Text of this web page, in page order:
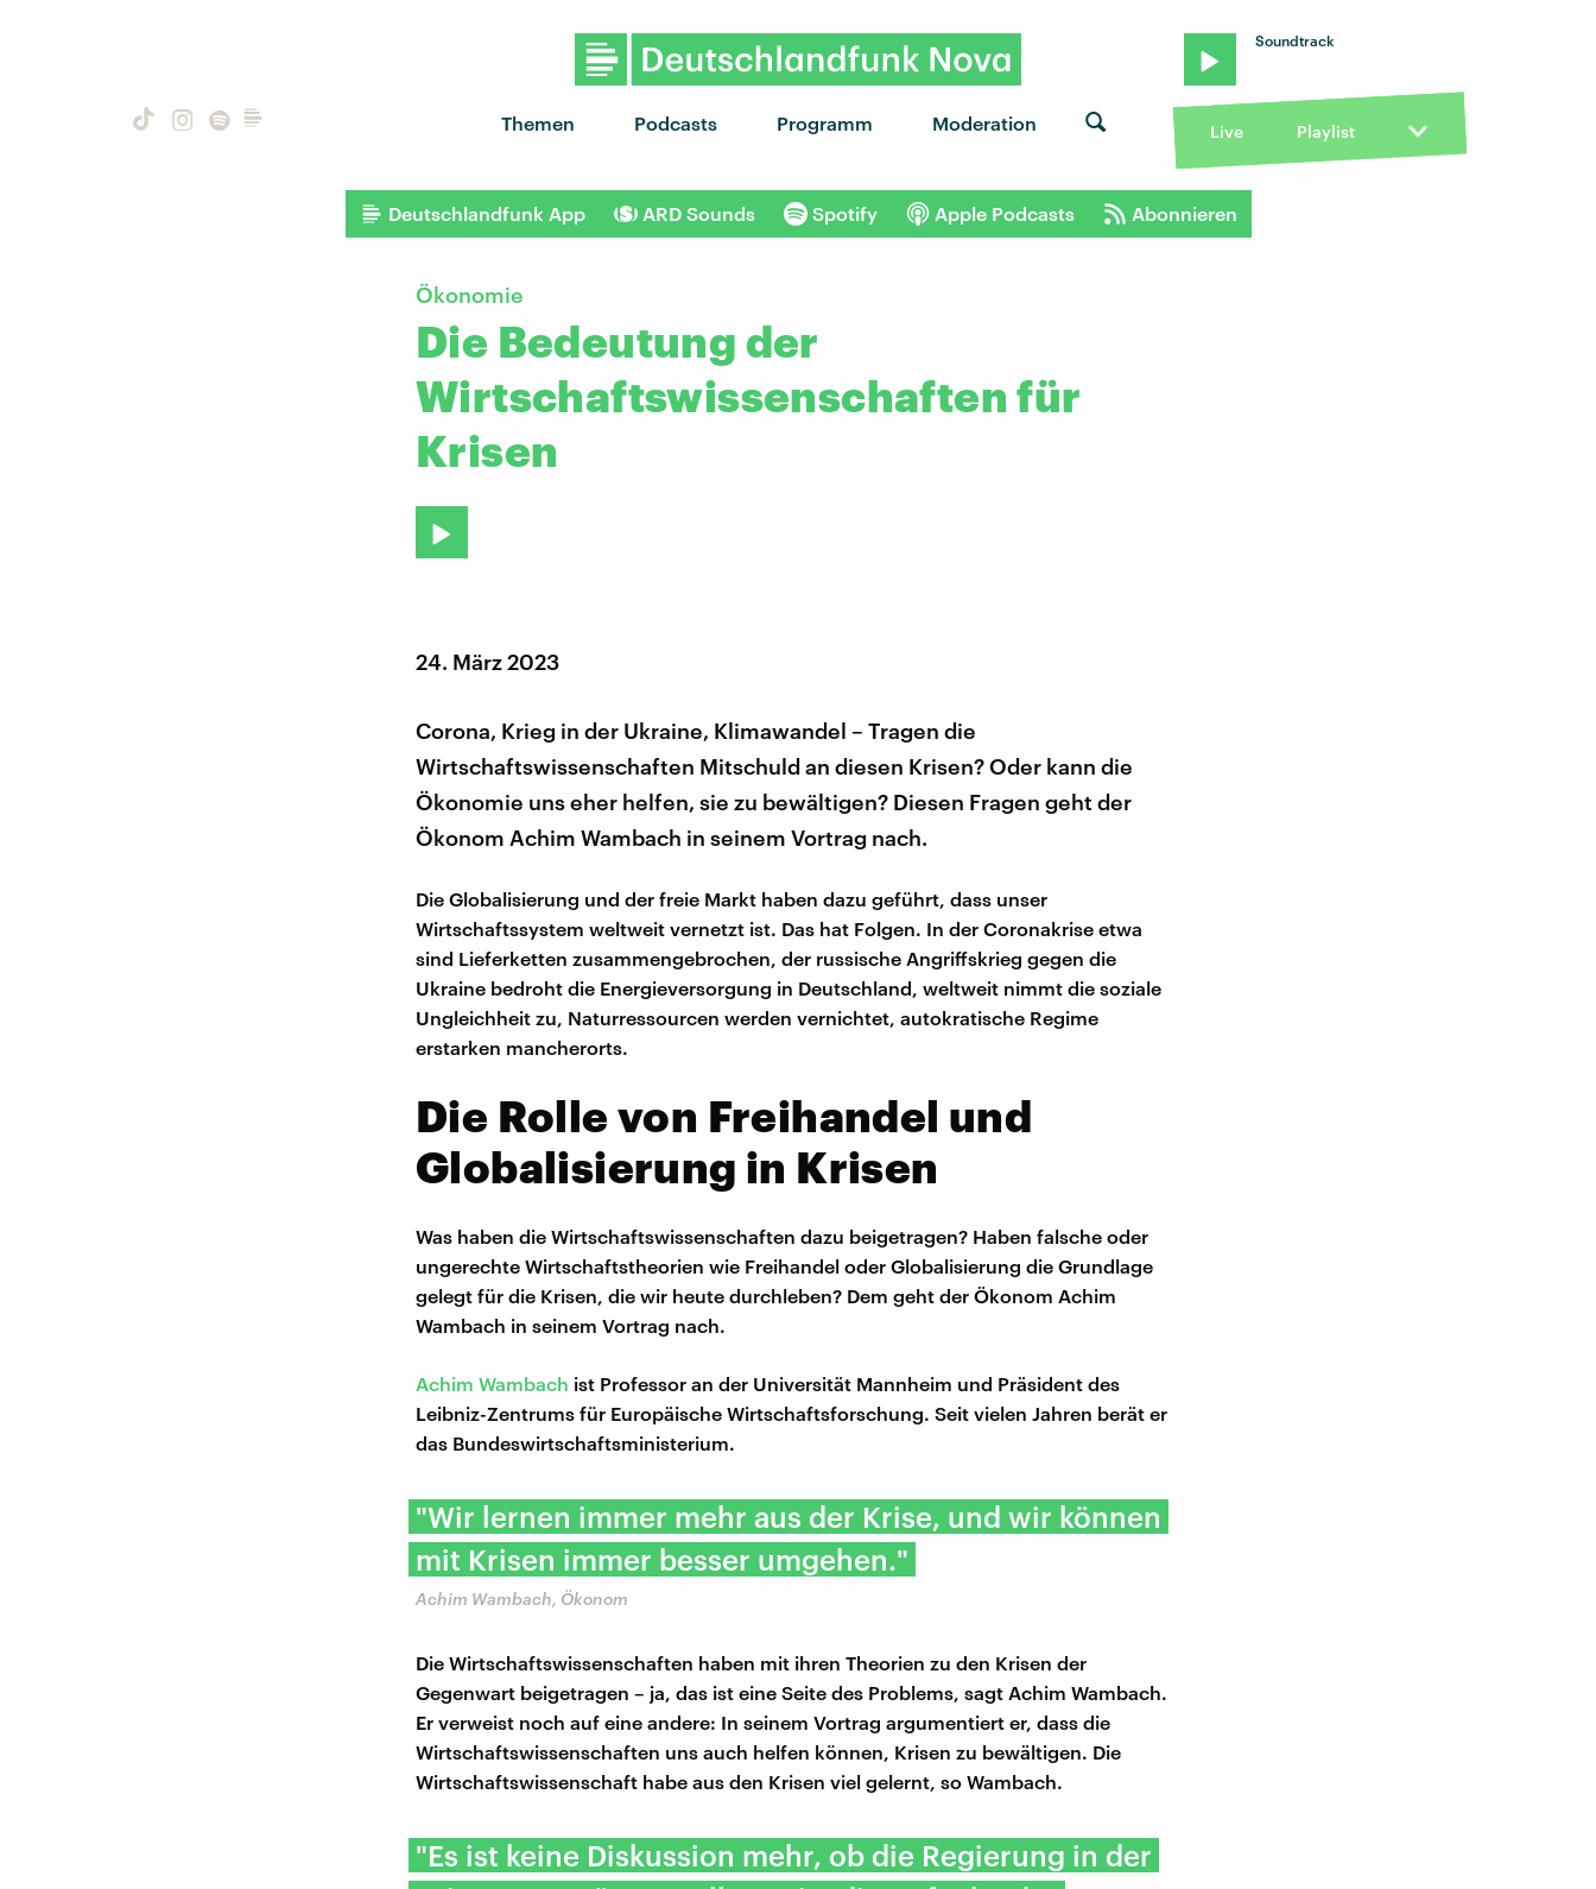
Themen Podcasts Programm Moderation
Soundtrack
Live Playlist
Deutschlandfunk App ARD Sounds Spotify Apple Podcasts Abonnieren
Ökonomie
Die Bedeutung der
Wirtschaftswissenschaften für
Krisen
24. März 2023
Corona, Krieg in der Ukraine, Klimawandel – Tragen die
Wirtschaftswissenschaften Mitschuld an diesen Krisen? Oder kann die
Ökonomie uns eher helfen, sie zu bewältigen? Diesen Fragen geht der
Ökonom Achim Wambach in seinem Vortrag nach.
Die Globalisierung und der freie Markt haben dazu geführt, dass unser
Wirtschaftssystem weltweit vernetzt ist. Das hat Folgen. In der Coronakrise etwa
sind Lieferketten zusammengebrochen, der russische Angriffskrieg gegen die
Ukraine bedroht die Energieversorgung in Deutschland, weltweit nimmt die soziale
Ungleichheit zu, Naturressourcen werden vernichtet, autokratische Regime
erstarken mancherorts.
Die Rolle von Freihandel und
Globalisierung in Krisen
Was haben die Wirtschaftswissenschaften dazu beigetragen? Haben falsche oder
ungerechte Wirtschaftstheorien wie Freihandel oder Globalisierung die Grundlage
gelegt für die Krisen, die wir heute durchleben? Dem geht der Ökonom Achim
Wambach in seinem Vortrag nach.
Achim Wambach ist Professor an der Universität Mannheim und Präsident des
Leibniz-Zentrums für Europäische Wirtschaftsforschung. Seit vielen Jahren berät er
das Bundeswirtschaftsministerium.
"Wir lernen immer mehr aus der Krise, und wir können
mit Krisen immer besser umgehen."
Achim Wambach, Ökonom
Die Wirtschaftswissenschaften haben mit ihren Theorien zu den Krisen der
Gegenwart beigetragen – ja, das ist eine Seite des Problems, sagt Achim Wambach.
Er verweist noch auf eine andere: In seinem Vortrag argumentiert er, dass die
Wirtschaftswissenschaften uns auch helfen können, Krisen zu bewältigen. Die
Wirtschaftswissenschaft habe aus den Krisen viel gelernt, so Wambach.
"Es ist keine Diskussion mehr, ob die Regierung in der